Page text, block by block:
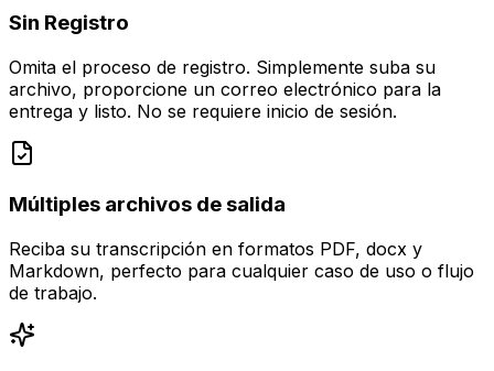
Sin Registro
Omita el proceso de registro. Simplemente suba su
archivo, proporcione un correo electrónico para la
entrega y listo. No se requiere inicio de sesión.
Múltiples archivos de salida
Reciba su transcripción en formatos PDF, docx y
Markdown, perfecto para cualquier caso de uso o flujo
de trabajo.